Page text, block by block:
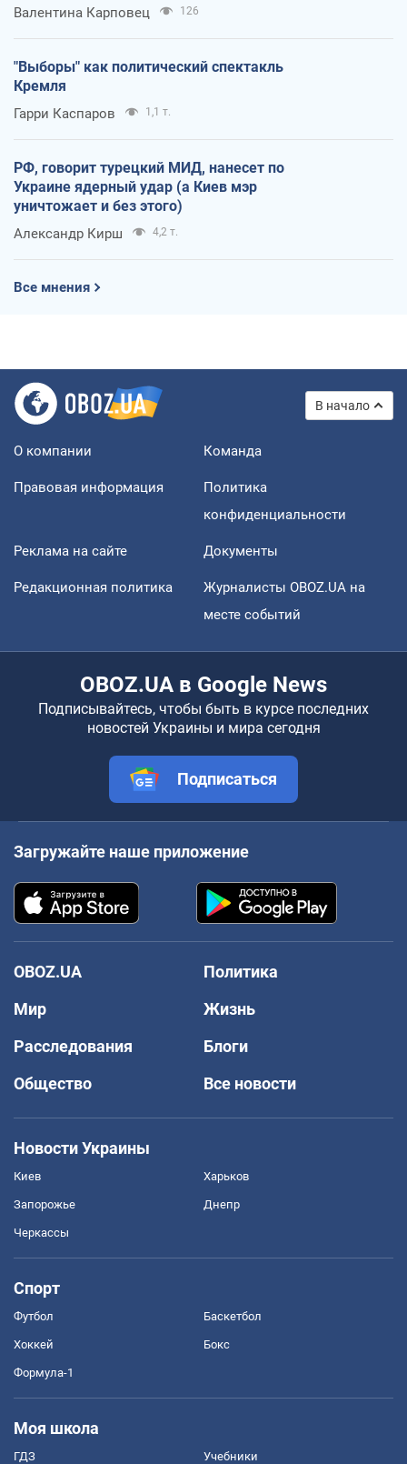
Валентина Карповец 126
"Выборы" как политический спектакль
Кремля
Гарри Каспаров 1,1 т.
РФ, говорит турецкий МИД, нанесет по
Украине ядерный удар (а Киев мэр
уничтожает и без этого)
Александр Кирш 4,2 т.
Все мнения
В начало
О компании Команда
Правовая информация
Политика
конфиденциальности
Реклама на сайте Документы
Редакционная политика
Журналисты OBOZ.UA на
месте событий
OBOZ.UA в Google News
Подписывайтесь, чтобы быть в курсе последних
новостей Украины и мира сегодня
Подписаться
Загружайте наше приложение
OBOZ.UA
Политика
Мир
Жизнь
Расследования
Блоги
Общество
Все новости
Новости Украины
Киев Харьков
Запорожье Днепр
Черкассы
Спорт
Футбол Баскетбол
Хоккей Бокс
Формула-1
Моя школа
ГДЗ Учебники